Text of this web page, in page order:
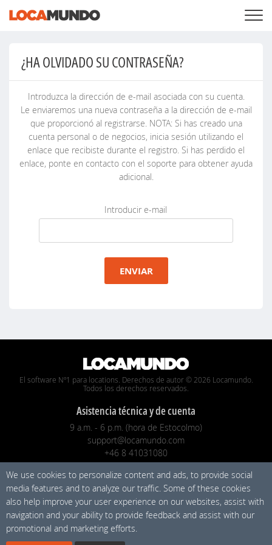
INICIAR SESIÓN
+
PRECIOS
+
ACERCA DE NOSOTROS
¿HA OLVIDADO SU CONTRASEÑA?
Introduzca la dirección de e-mail asociada con su cuenta.
Le enviaremos una nueva contraseña a la dirección de e-mail
que proporcionó al registrarse. NOTA: Si has creado una
cuenta personal o de negocios, inicia sesión utilizando el
enlace que recibiste durante el registro. Si has perdido el
enlace, ponte en contacto con el soporte para obtener ayuda
adicional.
Introducir e-mail
El software Nº1 para locations. Derechos de autor © 2026 Locamundo.
Todos los derechos reservados.
Asistencia técnica y de cuenta
9 a.m. - 6 p.m. (hora de Estocolmo)
support@locamundo.com
+46 8 41031080
Compañía
Precios
Política de privacidad
Medios de comunicación social
We use cookies to personalize content and ads, to provide social
media features and to analyze our traffic. Some of these cookies
also help improve your user experience on our websites, assist with
navigation and your ability to provide feedback and assist with our
promotional and marketing efforts.